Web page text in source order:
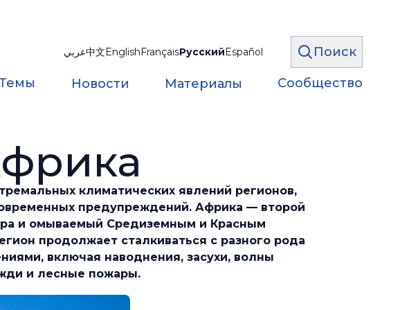
عربي中文EnglishFrançaisРусскийEspañol Поиск
Новости Материалы Сообщество
климатических явлений регионов,
предупреждений. Африка — второй
и омываемый Средиземным и Красным
продолжает сталкиваться с разного рода
включая наводнения, засухи, волны
и лесные пожары.